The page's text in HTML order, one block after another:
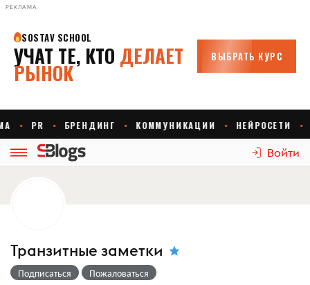
РЕКЛАМА
Войти
Транзитные заметки
Подписаться Пожаловаться